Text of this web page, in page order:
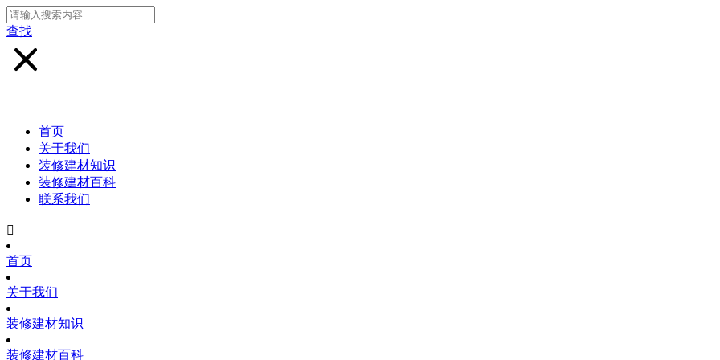
查找
首页
关于我们
装修建材知识
装修建材百科
联系我们

首页
关于我们
装修建材知识
装修建材百科